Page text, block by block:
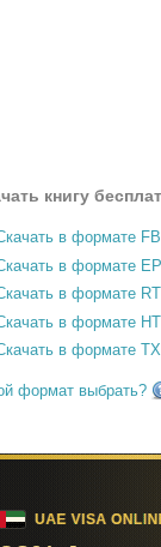
книгу
в формате
в формате
в формате
в формате
в формате
формат выбрать?